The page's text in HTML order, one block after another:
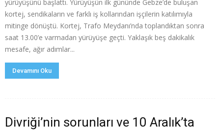
yürüyüşünü başlattı. Yürüyüşün ilk gününde Gebze’de buluşan
kortej, sendikaların ve farklı iş kollarından işçilerin katılımıyla
mitinge dönüştü. Kortej, Trafo Meydanı’nda toplandıktan sonra
saat 13.00’e varmadan yürüyüşe geçti. Yaklaşık beş dakikalık
mesafe, ağır adımlar...
Devamını Oku
Divriği’nin sorunları ve 10 Aralık’ta